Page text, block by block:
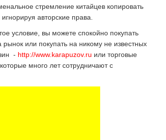
стремление китайцев копировать
авторские права.
условие, вы можете спокойно покупать
рынок или покупать на никому не известных
- http://www.karapuzov.ru или торговые
много лет сотрудничают с